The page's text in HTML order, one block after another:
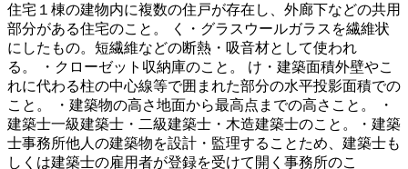
住宅１棟の建物内に複数の住戸が存在し、外廊下などの共用
部分がある住宅のこと。 く・グラスウールガラスを繊維状
にしたもの。短繊維などの断熱・吸音材として使われ
る。 ・クローゼット収納庫のこと。 け・建築面積外壁やこ
れに代わる柱の中心線等で囲まれた部分の水平投影面積での
こと。 ・建築物の高さ地面から最高点までの高さこと。 ・
建築士一級建築士・二級建築士・木造建築士のこと。・建築
士事務所他人の建築物を設計・監理することため、建築士も
しくは建築士の雇用者が登録を受けて開く事務所のこ